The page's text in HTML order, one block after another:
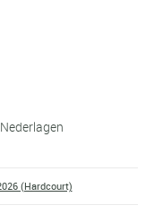
(Hardcourt)